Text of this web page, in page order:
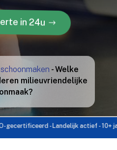
in 24u
-Welke
milieuvriendelijke
- Landelijk actief - 10+ jaar